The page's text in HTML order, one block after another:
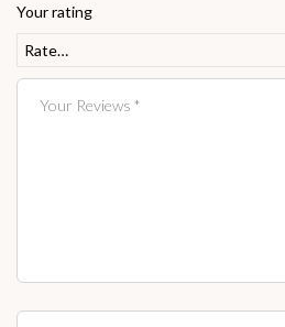
Your rating